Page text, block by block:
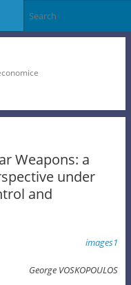
Weapons: a
under
and
George VOSKOPOULOS